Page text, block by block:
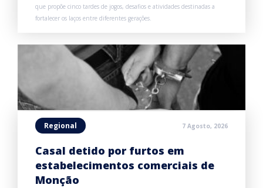
que propõe cinco tardes de jogos, desafios e atividades destinadas a
fortalecer os laços entre diferentes gerações.
Regional 7 Agosto, 2026
Casal detido por furtos em
estabelecimentos comerciais de
Monção